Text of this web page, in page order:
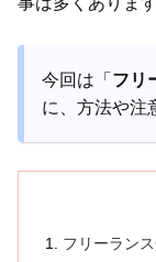
今回は「 フリ
に、方法や注
フリーラン